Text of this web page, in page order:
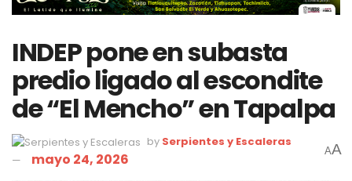
INDEP pone en subasta
predio ligado al escondite
de “El Mencho” en Tapalpa
by Serpientes y Escaleras
mayo 24, 2026 AA